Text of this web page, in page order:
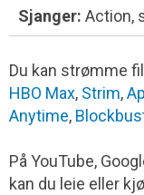
Sjanger: Action,
Du kan strømme
HBO Max, Strim,
Anytime,
På YouTube,
kan du leie eller